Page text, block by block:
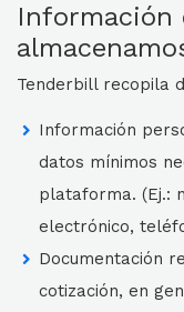
Información
Tenderbill recopila
Información
datos mínimos
plataforma. (Ej.:
electrónico,
Documentación
cotización, en